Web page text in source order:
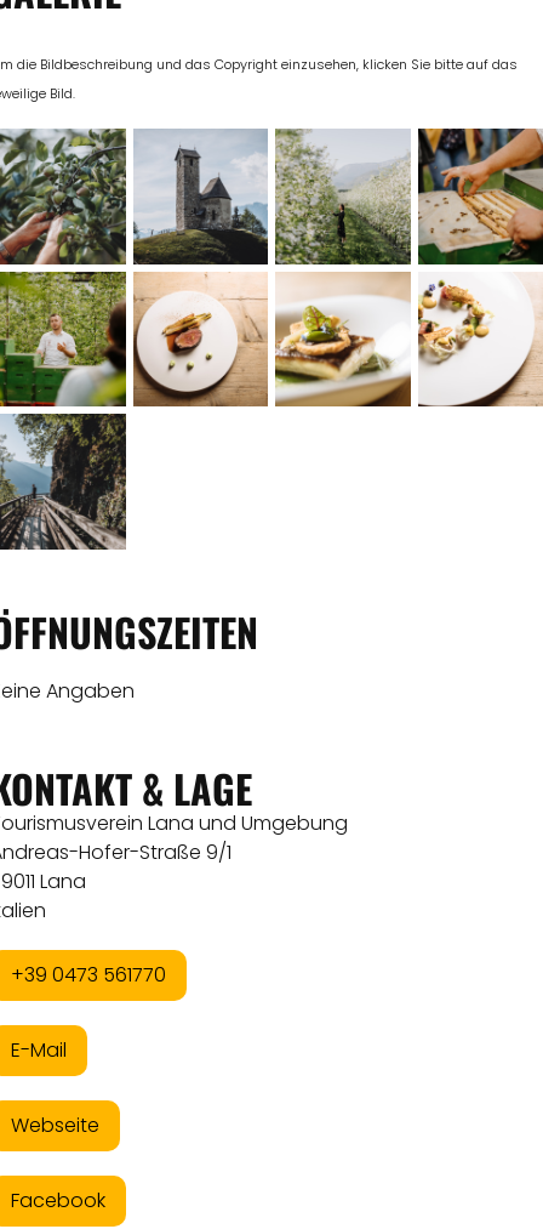
die Bildbeschreibung und das Copyright einzusehen, klicken Sie bitte auf das
Bild.
Angaben
& LAGE
Lana und Umgebung
Hofer-Straße 9/1
Lana
+39 0473 561770
E-Mail
Webseite
Facebook